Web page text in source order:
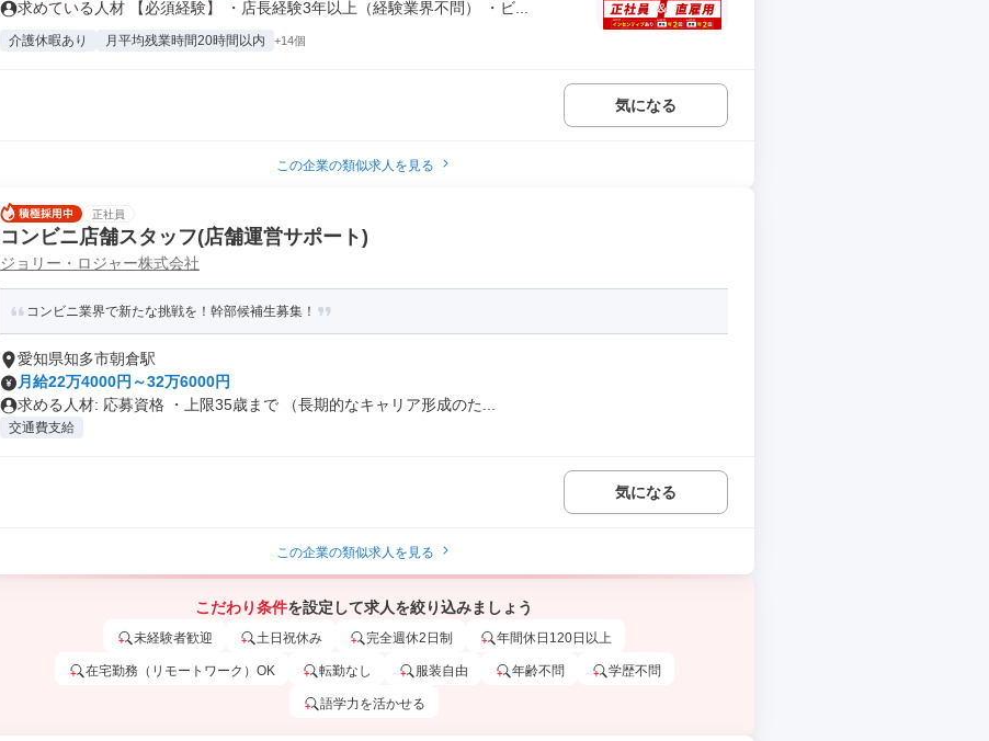
求めている人材 【必須経験】 ・店長経験3年以上（経験業界不問） ・ビ...
介護休暇あり 月平均残業時間20時間以内 +14個
気になる
この企業の類似求人を見る
正社員
コンビニ店舗スタッフ(店舗運営サポート)
ジョリー・ロジャー株式会社
コンビニ業界で新たな挑戦を！幹部候補生募集！
愛知県知多市朝倉駅
月給22万4000円～32万6000円
求める人材: 応募資格 ・上限35歳まで （長期的なキャリア形成のた...
交通費支給
気になる
この企業の類似求人を見る
こだわり条件を設定して求人を絞り込みましょう
未経験者歓迎 土日祝休み 完全週休2日制 年間休日120日以上
在宅勤務（リモートワーク）OK 転勤なし 服装自由 年齢不問 学歴不問
語学力を活かせる